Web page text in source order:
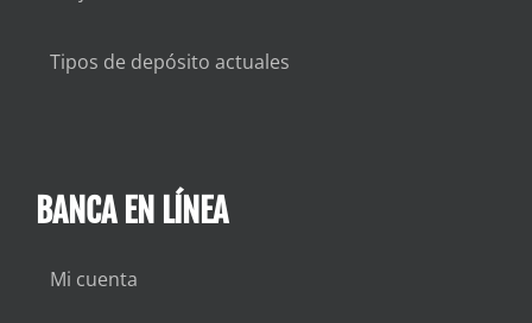
Tipos de depósito actuales
BANCA EN LÍNEA
Mi cuenta